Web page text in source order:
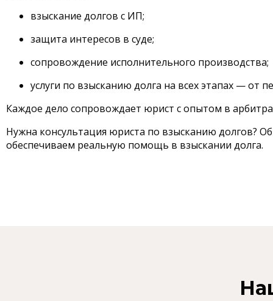
взыскание долгов с ИП;
защита интересов в суде;
сопровождение исполнительного производства;
услуги по взысканию долга на всех этапах — от
Каждое дело сопровождает юрист с опытом в
Нужна консультация юриста по взысканию долгов?
обеспечиваем реальную помощь в взыскании долга.